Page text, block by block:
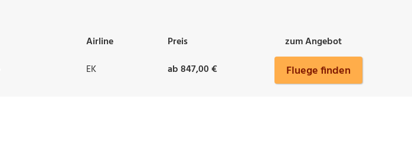
Airline Preis
zum Angebot
EK ab 847,00 € Fluege finden